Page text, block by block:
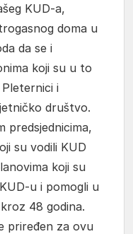
KUD-a,
doma u
da se i
koji su u to
Pleternici i
društvo.
predsjednicima,
su vodili KUD
koji su
u i pomogli u
48 godina.
priređen za ovu